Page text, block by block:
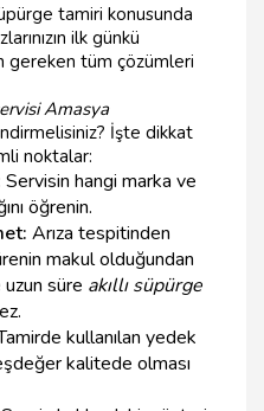
tamiri konusunda
ilk günkü
gereken tüm çözümleri
Amasya
İşte dikkat
noktalar:
Servisin hangi marka ve
öğrenin.
Arıza tespitinden
makul olduğundan
süre akıllı süpürge
kullanılan yedek
kalitede olması